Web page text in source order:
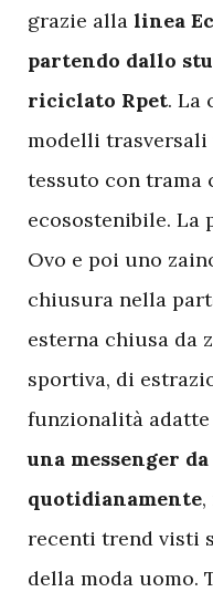
grazie alla linea
partendo dallo
riciclato Rpet. La
modelli
tessuto con trama
ecosostenibile. La
Ovo e poi uno
chiusura nella
esterna chiusa da
sportiva, di
funzionalità
una messenger
quotidianamente
recenti trend visti
della moda uomo.